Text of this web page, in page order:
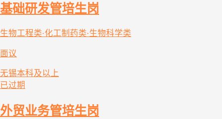
基础研发管培生岗
生物工程类·化工制药类·生物科学类
面议
无锡本科及以上
已过期
外贸业务管培生岗